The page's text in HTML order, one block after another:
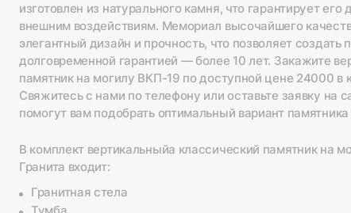
изготовлен из натурального камня, что гарантирует его
внешним воздействиям. Мемориал высочайшего
элегантный дизайн и прочность, что позволяет создать
долговременной гарантией — более 10 лет. Закажите
памятник на могилу ВКП-19 по доступной цене 24000 в
Свяжитесь с нами по телефону или оставьте заявку на
помогут вам подобрать оптимальный вариант
В комплект вертикальныйа классический памятник на
Гранита входит:
Гранитная стела